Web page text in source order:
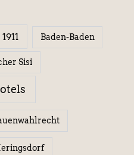
1911 Baden-Baden
Sisi